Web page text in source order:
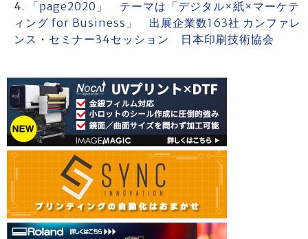
「page2020」 テーマは「デジタル×紙×マーケテ
ィング for Business」 出展企業数163社 カンファレ
ンス・セミナー34セッション 日本印刷技術協会